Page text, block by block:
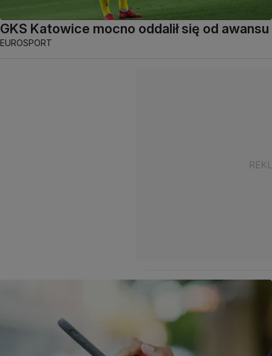
GKS Katowice mocno oddalił się od awansu
EUROSPORT